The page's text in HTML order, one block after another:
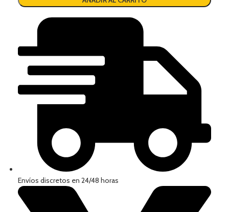
Envíos discretos en 24/48 horas